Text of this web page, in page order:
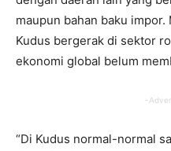
maupun bahan baku
Kudus bergerak di sektor
ekonomi global belum
-
“Di Kudus normal-normal